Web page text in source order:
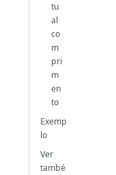
tu
al
co
m
pri
m
en
to
Exemp
lo
Ver
també